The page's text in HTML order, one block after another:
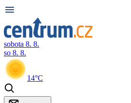
sobota 8. 8.
so 8. 8.
14°C